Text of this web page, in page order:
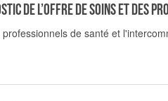
de l’offre de soins et des
de santé et